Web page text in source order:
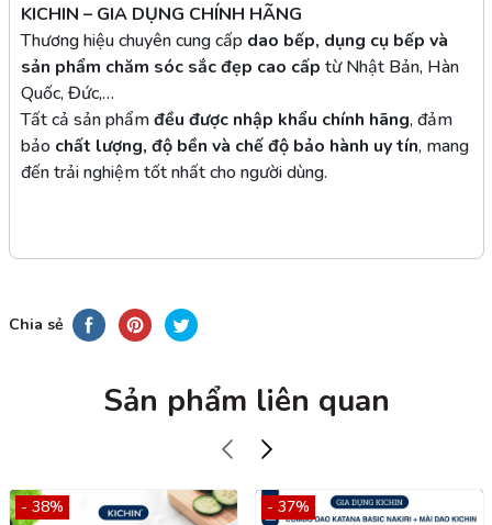
KICHIN – GIA DỤNG CHÍNH HÃNG
Thương hiệu chuyên cung cấp dao bếp, dụng cụ bếp và
sản phẩm chăm sóc sắc đẹp cao cấp từ Nhật Bản, Hàn
Quốc, Đức,…
Tất cả sản phẩmđều được nhập khẩu chính hãng, đảm
bảo chất lượng, độ bền và chế độ bảo hành uy tín, mang
đến trải nghiệm tốt nhất cho người dùng.
Chia sẻ
Sản phẩm liên quan
- 38% - 37%